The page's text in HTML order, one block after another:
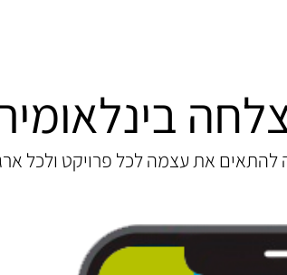
את עצמה לכל פרויקט ולכל